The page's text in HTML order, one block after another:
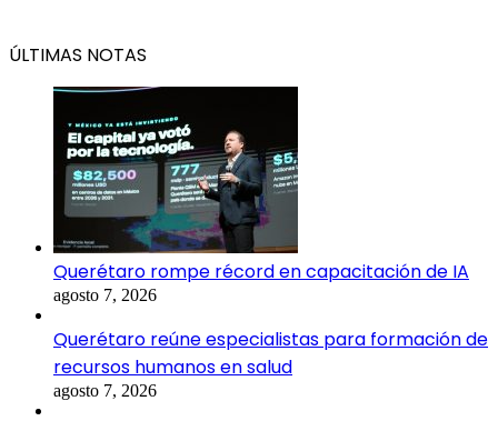
ÚLTIMAS NOTAS
Querétaro rompe récord en capacitación de IA
agosto 7, 2026
Querétaro reúne especialistas para formación de
recursos humanos en salud
agosto 7, 2026